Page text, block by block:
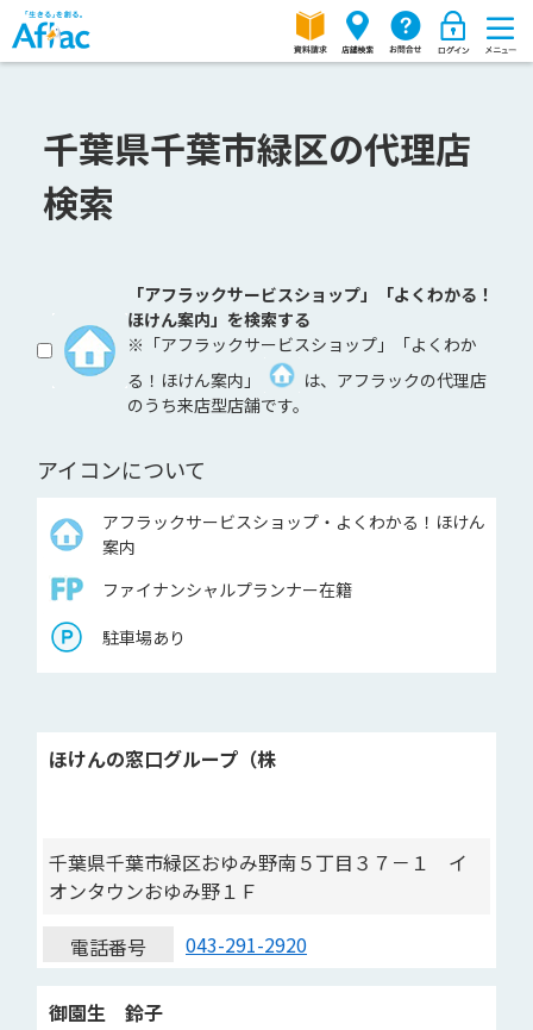
千葉県千葉市緑区の代理店
検索
「アフラックサービスショップ」「よくわかる！
ほけん案内」を検索する
※「アフラックサービスショップ」「よくわか
る！ほけん案内」
は、アフラックの代理店
のうち来店型店舗です。
アイコンについて
アフラックサービスショップ・よくわかる！ほけん
案内
ファイナンシャルプランナー在籍
駐車場あり
ほけんの窓口グループ（株
千葉県千葉市緑区おゆみ野南５丁目３７－１ イ
オンタウンおゆみ野１Ｆ
電話番号
043-291-2920
御園生 鈴子